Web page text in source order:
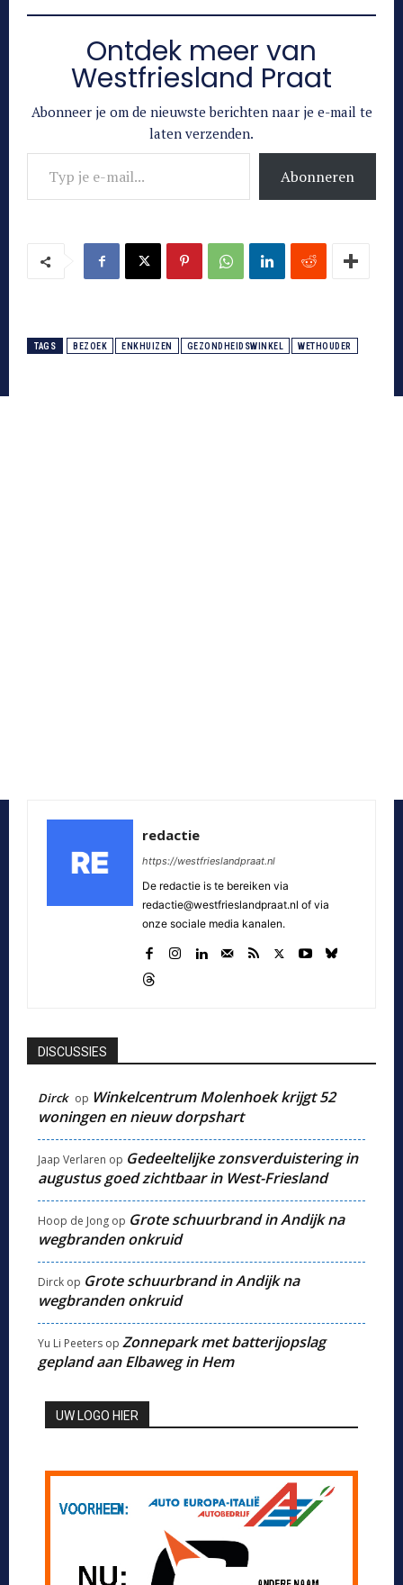
Ontdek meer van
Westfriesland Praat
Abonneer je om de nieuwste berichten naar je e-mail te
laten verzenden.
Typ je e-mail...
Abonneren
TAGS BEZOEK ENKHUIZEN GEZONDHEIDSWINKEL WETHOUDER
redactie
https://westfrieslandpraat.nl
De redactie is te bereiken via
redactie@westfrieslandpraat.nl of via
onze sociale media kanalen.
DISCUSSIES
Dirck op Winkelcentrum Molenhoek krijgt 52
woningen en nieuw dorpshart
Jaap Verlaren op Gedeeltelijke zonsverduistering in
augustus goed zichtbaar in West-Friesland
Hoop de Jong op Grote schuurbrand in Andijk na
wegbranden onkruid
Dirck op Grote schuurbrand in Andijk na
wegbranden onkruid
Yu Li Peeters op Zonnepark met batterijopslag
gepland aan Elbaweg in Hem
UW LOGO HIER